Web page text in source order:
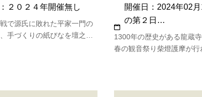
で源氏に敗れた平家一門の
手づくりの紙びなを壇之浦
２０２４年開催無し
1300年の歴史がある龍蔵寺
春の観音祭り柴燈護摩が行
開催日：2024年02
の第２日…